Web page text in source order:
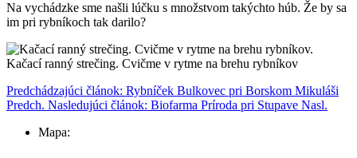
Na vychádzke sme našli lúčku s množstvom takýchto húb. Že by sa
im pri rybníkoch tak darilo?
Kačací ranný strečing. Cvičme v rytme na brehu rybníkov
Predchádzajúci článok: Rybníček Bulkovec pri Borskom Mikuláši
Predch. Nasledujúci článok: Biofarma Príroda pri Stupave Nasl.
Mapa: